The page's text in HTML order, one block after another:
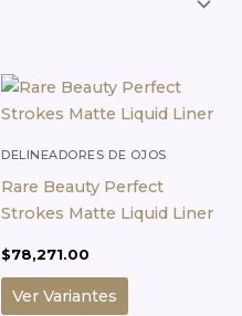
DELINEADORES DE OJOS
Rare Beauty Perfect
Strokes Matte Liquid Liner
$78,271.00
Ver Variantes
producto
tiene
múltiples
variantes.
Las
pueden
elegir